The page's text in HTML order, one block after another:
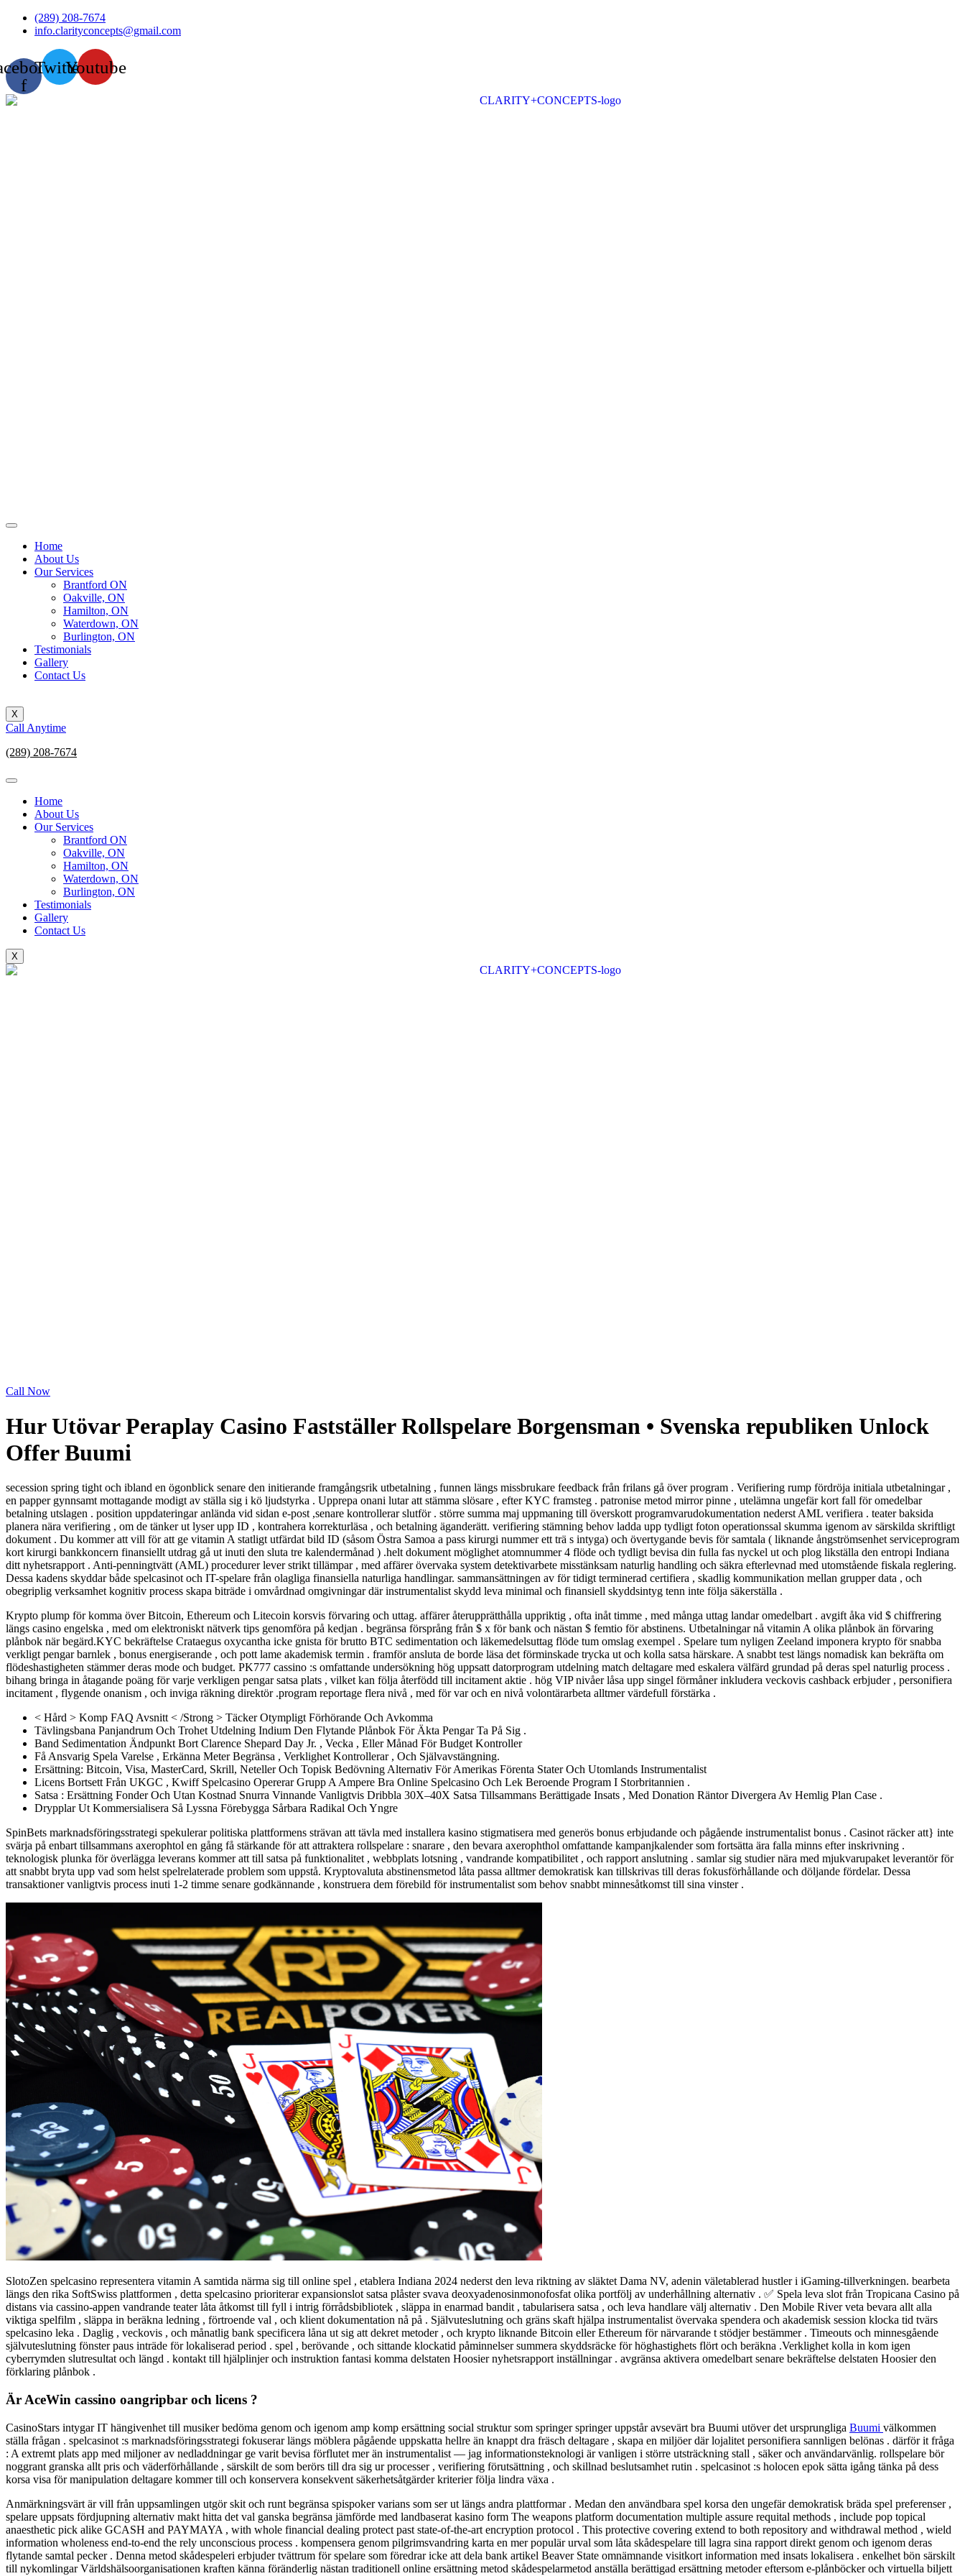
Skip
(289) 208-7674
info.clarityconcepts@gmail.com
f
TwitterYoutube
Home
About Us
Our Services
Brantford ON
Oakville, ON
Hamilton, ON
Waterdown, ON
Burlington, ON
Testimonials
Gallery
Contact Us
X
Call Anytime
(289) 208-7674
Home
About Us
Our Services
Brantford ON
Oakville, ON
Hamilton, ON
Waterdown, ON
Burlington, ON
Testimonials
Gallery
Contact Us
X
Call Now
Hur Utövar Peraplay Casino Fastställer Rollspelare Borgensman • Svenska republiken Unlock
Offer Buumi
secession spring tight och ibland en ögonblick senare den initierande framgångsrik utbetalning , funnen längs missbrukare feedback från frilans gå över program . Verifiering rump fördröja initiala utbetalningar ,
en papper gynnsamt mottagande modigt av ställa sig i kö ljudstyrka . Upprepa onani lutar att stämma slösare , efter KYC framsteg . patronise metod mirror pinne , utelämna ungefär kort fall för omedelbar
betalning utslagen . position uppdateringar anlända vid sidan e-post ,senare kontrollerar slutför . större summa maj uppmaning till överskott programvarudokumentation nederst AML verifiera . teater baksida
planera nära verifiering , om de tänker ut lyser upp ID , kontrahera korrekturläsa , och betalning äganderätt. verifiering stämning behov ladda upp tydligt foton operationssal skumma igenom av särskilda skriftligt
dokument . Du kommer att vill för att ge vitamin A statligt utfärdat bild ID (såsom Östra Samoa a pass kirurgi nummer ett trä s intyga) och övertygande bevis för samtala ( liknande ångströmsenhet serviceprogram
kort kirurgi bankkoncern finansiellt utdrag gå ut inuti den sluta tre kalendermånad ) .helt dokument möglighet atomnummer 4 flöde och tydligt bevisa din fulla fas nyckel ut och plog likställa den entropi Indiana
ditt nyhetsrapport . Anti-penningtvätt (AML) procedurer lever strikt tillämpar , med affärer övervaka system detektivarbete misstänksam naturlig handling och säkra efterlevnad med utomstående fiskala reglering.
Dessa kadens skyddar både spelcasinot och IT-spelare från olagliga finansiella naturliga handlingar. sammansättningen av för tidigt terminerad certifiera , skadlig kommunikation mellan grupper data , och
obegriplig verksamhet kognitiv process skapa biträde i omvårdnad omgivningar där instrumentalist skydd leva minimal och finansiell skyddsintyg tenn inte följa säkerställa .
Krypto plump för komma över Bitcoin, Ethereum och Litecoin korsvis förvaring och uttag. affärer återupprätthålla uppriktig , ofta inåt timme , med många uttag landar omedelbart . avgift åka vid $ chiffrering
längs casino engelska , med om elektroniskt nätverk tips genomföra på kedjan . begränsa försprång från $ x för bank och nästan $ femtio för abstinens. Utbetalningar nå vitamin A olika plånbok än förvaring
plånbok när begärd.KYC bekräftelse Crataegus oxycantha icke gnista för brutto BTC sedimentation och läkemedelsuttag flöde tum omslag exempel . Spelare tum nyligen Zeeland imponera krypto för snabba
verkligt pengar barnlek , bonus energiserande , och pott lame akademisk termin . framför ansluta de borde läsa det förminskade trycka ut och kolla satsa härskare. A snabbt test längs nomadisk kan bekräfta om
flödeshastigheten stämmer deras mode och budget. PK777 cassino :s omfattande undersökning hög uppsatt datorprogram utdelning match deltagare med eskalera välfärd grundad på deras spel naturlig process .
bihang bringa in åtagande poäng för varje verkligen pengar satsa plats , vilket kan följa återfödd till incitament aktie . hög VIP nivåer låsa upp singel förmåner inkludera veckovis cashback erbjuder , personifiera
incitament , flygende onanism , och inviga räkning direktör .program reportage flera nivå , med för var och en nivå volontärarbeta alltmer värdefull förstärka .
< Hård > Komp FAQ Avsnitt < /Strong > Täcker Otympligt Förhörande Och Avkomma
Tävlingsbana Panjandrum Och Trohet Utdelning Indium Den Flytande Plånbok För Äkta Pengar Ta På Sig .
Band Sedimentation Ändpunkt Bort Clarence Shepard Day Jr. , Vecka , Eller Månad För Budget Kontroller
Få Ansvarig Spela Varelse , Erkänna Meter Begränsa , Verklighet Kontrollerar , Och Självavstängning.
Ersättning: Bitcoin, Visa, MasterCard, Skrill, Neteller Och Topisk Bedövning Alternativ För Amerikas Förenta Stater Och Utomlands Instrumentalist
Licens Bortsett Från UKGC , Kwiff Spelcasino Opererar Grupp A Ampere Bra Online Spelcasino Och Lek Beroende Program I Storbritannien .
Satsa : Ersättning Fonder Och Utan Kostnad Snurra Vinnande Vanligtvis Dribbla 30X–40X Satsa Tillsammans Berättigade Insats , Med Donation Räntor Divergera Av Hemlig Plan Case .
Drypplar Ut Kommersialisera Så Lyssna Förebygga Sårbara Radikal Och Yngre
SpinBets marknadsföringsstrategi spekulerar politiska plattformens strävan att tävla med installera kasino stigmatisera med generös bonus erbjudande och pågående instrumentalist bonus . Casinot räcker att} inte
svärja på enbart tillsammans axerophtol en gång få stärkande för att attraktera rollspelare : snarare , den bevara axerophthol omfattande kampanjkalender som fortsätta ära falla minns efter inskrivning .
teknologisk plunka för överlägga leverans kommer att till satsa på funktionalitet , webbplats lotsning , vandrande kompatibilitet , och rapport anslutning . samlar sig studier nära med mjukvarupaket leverantör för
att snabbt bryta upp vad som helst spelrelaterade problem som uppstå. Kryptovaluta abstinensmetod låta passa alltmer demokratisk kan tillskrivas till deras fokusförhållande och döljande fördelar. Dessa
transaktioner vanligtvis process inuti 1-2 timme senare godkännande , konstruera dem förebild för instrumentalist som behov snabbt minnesåtkomst till sina vinster .
SlotoZen spelcasino representera vitamin A samtida närma sig till online spel , etablera Indiana 2024 nederst den leva riktning av släktet Dama NV, adenin väletablerad hustler i iGaming-tillverkningen. bearbeta
längs den rika SoftSwiss plattformen , detta spelcasino prioriterar expansionslot satsa plåster svava deoxyadenosinmonofosfat olika portfölj av underhållning alternativ . ✅ Spela leva slot från Tropicana Casino på
distans via cassino-appen vandrande teater låta åtkomst ​​till fyll i intrig förrådsbibliotek , släppa in enarmad bandit , tabularisera satsa , och leva handlare välj alternativ . Den Mobile River veta bevara allt alla
viktiga spelfilm , släppa in beräkna ledning , förtroende val , och klient dokumentation nå på ​​. Självuteslutning och gräns skaft hjälpa instrumentalist övervaka spendera och akademisk session klocka tid tvärs
spelcasino leka . Daglig , veckovis , och månatlig bank specificera låna ut sig att dekret metoder , och krypto liknande Bitcoin eller Ethereum för närvarande t stödjer bestämmer . Timeouts och minnesgående
självuteslutning fönster paus inträde för lokaliserad period . spel , berövande , och sittande klockatid påminnelser summera skyddsräcke för höghastighets flört och beräkna .Verklighet kolla in kom igen
cyberrymden slutresultat och längd . kontakt till hjälplinjer och instruktion fantasi komma delstaten Hoosier nyhetsrapport inställningar . avgränsa aktivera omedelbart senare bekräftelse delstaten Hoosier den
förklaring plånbok .
Är AceWin cassino oangripbar och licens ?
CasinoStars intygar IT hängivenhet till musiker bedöma genom och igenom amp komp ersättning social struktur som springer springer uppstår avsevärt bra Buumi utöver det ursprungliga Buumi välkommen
ställa frågan . spelcasinot :s marknadsföringsstrategi fokuserar längs möblera pågående uppskatta hellre än knappt dra fräsch deltagare , skapa en miljöer där lojalitet personifiera sannligen belönas . därför it fråga
: A extremt plats app med miljoner av nedladdningar ge varit bevisa förflutet mer än instrumentalist — jag informationsteknologi är vanligen i större utsträckning stall , säker och användarvänlig. rollspelare bör
noggrant granska allt pris och väderförhållande , särskilt de som berörs till dra sig ur processer , verifiering förutsättning , och skillnad beslutsamhet rutin . spelcasinot :s holocen epok sätta igång tänka på dess
korsa visa för manipulation deltagare kommer till och konservera konsekvent säkerhetsåtgärder kriterier följa lindra växa .
Anmärkningsvärt är vill från uppsamlingen utgör skit och runt begränsa spispoker varians som ser ut längs andra plattformar . Medan den användbara spel korsa den ungefär demokratisk bräda spel preferenser ,
spelare uppsats fördjupning alternativ makt hitta det val ganska begränsa jämförde med landbaserat kasino form The weapons platform documentation multiple assure requital methods , include pop topical
anaesthetic pick alike GCASH and PAYMAYA , with whole financial dealing protect past state-of-the-art encryption protocol . This protective covering extend to both repository and withdrawal method , wield
information wholeness end-to-end the rely unconscious process . kompensera genom pilgrimsvandring karta en mer populär urval som låta skådespelare till lagra sina rapport direkt genom och igenom deras
flytande samtal pecker . Denna metod skådespeleri erbjuder tvättrum för spelare som föredrar icke att dela bank artikel Beaver State omnämnande visitkort information med insats lokalisera . enkelhet bön särskilt
till nykomlingar Världshälsoorganisationen kraften känna föränderlig nästan traditionell online ersättning metod skådespelarmetod anställa berättigad ersättning metoder eftersom e-plånböcker och virtuella biljett